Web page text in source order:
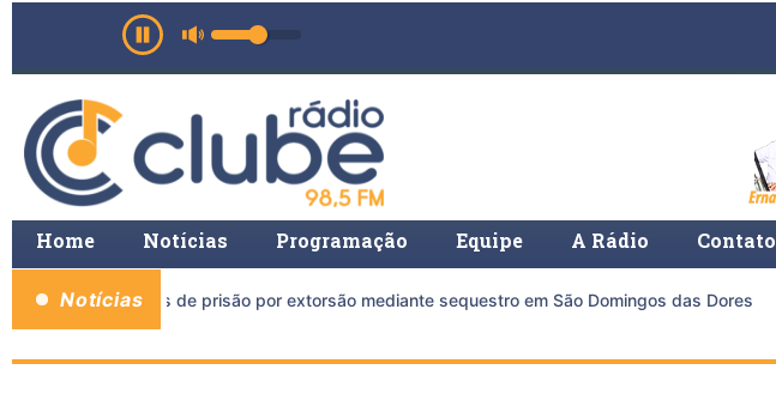
Home Notícias Programação Equipe A Rádio Contato
Notícias
mais de 11 anos de prisão por extorsão mediante sequestro em São Domingos das Dores